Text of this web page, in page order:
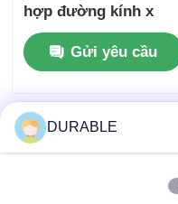
hợp đường kính x
hành trình 86×72 mm
và kích thước tổng
thể 420×440×495 mm,
hiệu suất cao
Gửi yêu cầu
DURABLE